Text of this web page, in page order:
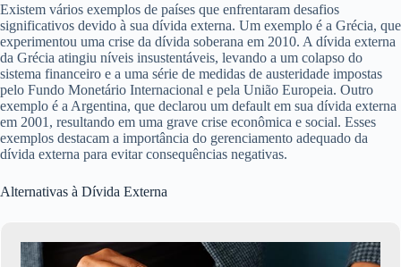
Existem vários exemplos de países que enfrentaram desafios
significativos devido à sua dívida externa. Um exemplo é a Grécia, que
experimentou uma crise da dívida soberana em 2010. A dívida externa
da Grécia atingiu níveis insustentáveis, levando a um colapso do
sistema financeiro e a uma série de medidas de austeridade impostas
pelo Fundo Monetário Internacional e pela União Europeia. Outro
exemplo é a Argentina, que declarou um default em sua dívida externa
em 2001, resultando em uma grave crise econômica e social. Esses
exemplos destacam a importância do gerenciamento adequado da
dívida externa para evitar consequências negativas.
Alternativas à Dívida Externa